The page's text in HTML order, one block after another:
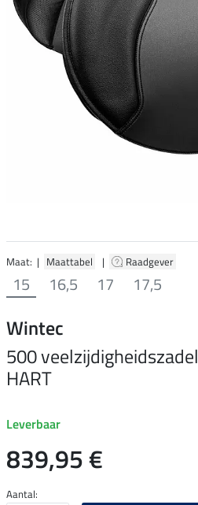
Maat: | Maattabel | Raadgever
15 16,5 17 17,5
Wintec
500 veelzijdigheidszadel
HART
Leverbaar
839,95 €
Aantal: